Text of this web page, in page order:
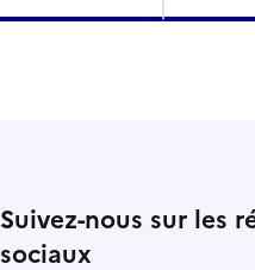
Suivez-nous sur les
sociaux